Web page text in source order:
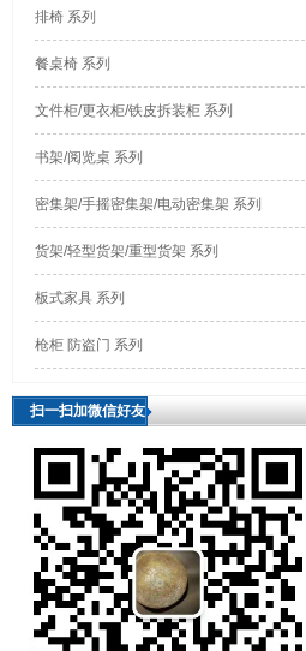
排椅 系列
餐桌椅 系列
文件柜/更衣柜/铁皮拆装柜 系列
书架/阅览桌 系列
密集架/手摇密集架/电动密集架 系列
货架/轻型货架/重型货架 系列
板式家具 系列
枪柜 防盗门 系列
扫一扫加微信好友